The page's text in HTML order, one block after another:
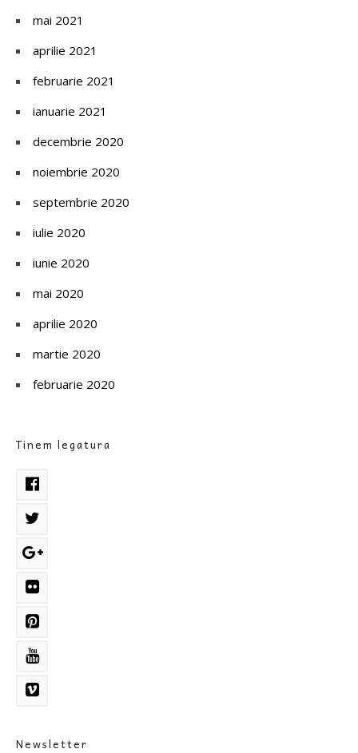
mai 2021
aprilie 2021
februarie 2021
ianuarie 2021
decembrie 2020
noiembrie 2020
septembrie 2020
iulie 2020
iunie 2020
mai 2020
aprilie 2020
martie 2020
februarie 2020
Tinem legatura
Newsletter